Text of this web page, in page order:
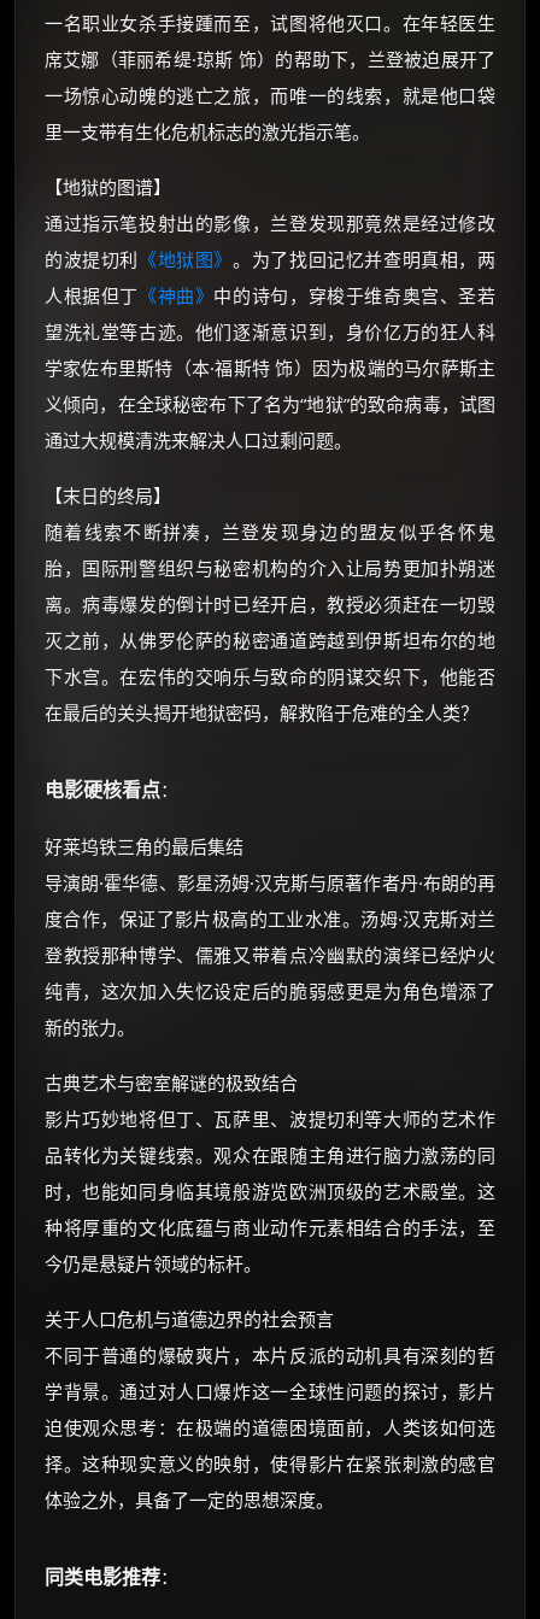
一名职业女杀手接踵而至，试图将他灭口。在年轻医生
席艾娜（菲丽希缇·琼斯 饰）的帮助下，兰登被迫展开了
一场惊心动魄的逃亡之旅，而唯一的线索，就是他口袋
里一支带有生化危机标志的激光指示笔。
【地狱的图谱】
通过指示笔投射出的影像，兰登发现那竟然是经过修改
的波提切利 《地狱图》。为了找回记忆并查明真相，两
人根据但丁 《神曲》 中的诗句，穿梭于维奇奥宫、圣若
望洗礼堂等古迹。他们逐渐意识到，身价亿万的狂人科
学家佐布里斯特（本·福斯特 饰）因为极端的马尔萨斯主
义倾向，在全球秘密布下了名为“地狱”的致命病毒，试图
通过大规模清洗来解决人口过剩问题。
【末日的终局】
随着线索不断拼凑，兰登发现身边的盟友似乎各怀鬼
胎，国际刑警组织与秘密机构的介入让局势更加扑朔迷
离。病毒爆发的倒计时已经开启，教授必须赶在一切毁
灭之前，从佛罗伦萨的秘密通道跨越到伊斯坦布尔的地
下水宫。在宏伟的交响乐与致命的阴谋交织下，他能否
在最后的关头揭开地狱密码，解救陷于危难的全人类？
电影硬核看点：
好莱坞铁三角的最后集结
导演朗·霍华德、影星汤姆·汉克斯与原著作者丹·布朗的再
度合作，保证了影片极高的工业水准。汤姆·汉克斯对兰
登教授那种博学、儒雅又带着点冷幽默的演绎已经炉火
纯青，这次加入失忆设定后的脆弱感更是为角色增添了
新的张力。
古典艺术与密室解谜的极致结合
影片巧妙地将但丁、瓦萨里、波提切利等大师的艺术作
品转化为关键线索。观众在跟随主角进行脑力激荡的同
时，也能如同身临其境般游览欧洲顶级的艺术殿堂。这
种将厚重的文化底蕴与商业动作元素相结合的手法，至
今仍是悬疑片领域的标杆。
关于人口危机与道德边界的社会预言
不同于普通的爆破爽片，本片反派的动机具有深刻的哲
学背景。通过对人口爆炸这一全球性问题的探讨，影片
迫使观众思考：在极端的道德困境面前，人类该如何选
择。这种现实意义的映射，使得影片在紧张刺激的感官
体验之外，具备了一定的思想深度。
同类电影推荐：
朋友们辛苦了 💦
你需要的各种会员，都可低价购买！
如夸克12个月送14天 最低75元！
价格有浮动，请直接搜索查最低价！
优惠券、活动红包，每日可领。
⚡ 前往【大淘客】领红包